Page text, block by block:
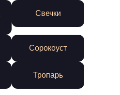
Свечки
Сорокоуст
Тропарь